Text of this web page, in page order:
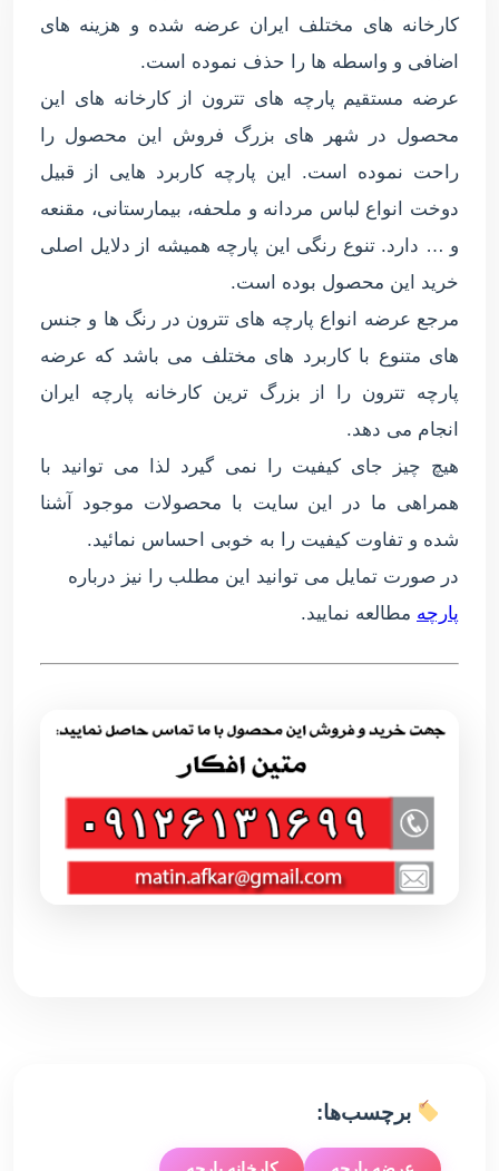
کارخانه های مختلف ایران عرضه شده و هزینه های
اضافی و واسطه ها را حذف نموده است.
عرضه مستقیم پارچه های تترون از کارخانه های این
محصول در شهر های بزرگ فروش این محصول را
راحت نموده است. این پارچه کاربرد هایی از قبیل
دوخت انواع لباس مردانه و ملحفه، بیمارستانی، مقنعه
و … دارد. تنوع رنگی این پارچه همیشه از دلایل اصلی
خرید این محصول بوده است.
مرجع عرضه انواع پارچه های تترون در رنگ ها و جنس
های متنوع با کاربرد های مختلف می باشد که عرضه
پارچه تترون را از بزرگ ترین کارخانه پارچه ایران
انجام می دهد.
هیچ چیز جای کیفیت را نمی گیرد لذا می توانید با
همراهی ما در این سایت با محصولات موجود آشنا
شده و تفاوت کیفیت را به خوبی احساس نمائید.
در صورت تمایل می توانید این مطلب را نیز درباره
پارچه مطالعه نمایید.
برچسب‌ها: